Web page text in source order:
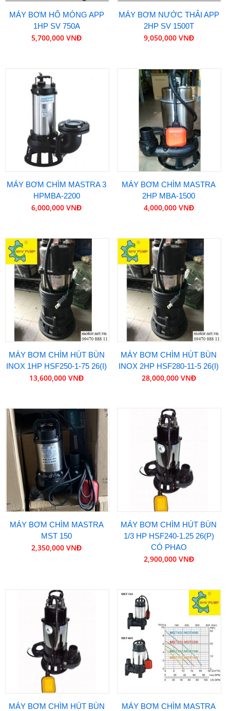
MÁY BƠM HỐ MÓNG APP
1HP SV 750A
5,700,000 VNĐ
MÁY BƠM NƯỚC THẢI APP
2HP SV 1500T
9,050,000 VNĐ
MÁY BƠM CHÌM MASTRA 3
HPMBA-2200
6,000,000 VNĐ
MÁY BƠM CHÌM MASTRA
2HP MBA-1500
4,000,000 VNĐ
MÁY BƠM CHÌM HÚT BÙN
INOX 1HP HSF250-1-75 26(I)
13,600,000 VNĐ
MÁY BƠM CHÌM HÚT BÙN
INOX 2HP HSF280-11-5 26(I)
28,000,000 VNĐ
MÁY BƠM CHÌM MASTRA
MST 150
2,350,000 VNĐ
MÁY BƠM CHÌM HÚT BÙN
1/3 HP HSF240-1.25 26(P)
CÓ PHAO
2,900,000 VNĐ
MÁY BƠM CHÌM HÚT BÙN
MÁY BƠM CHÌM MASTRA